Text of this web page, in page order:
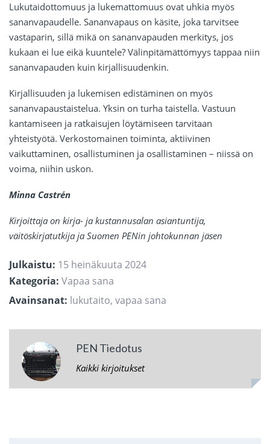
Lukutaidottomuus ja lukemattomuus ovat uhkia myös
sananvapaudelle. Sananvapaus on käsite, joka tarvitsee
vastaparin, sillä mikä on sananvapauden merkitys, jos
kukaan ei lue eikä kuuntele? Välinpitämättömyys tappaa niin
sananvapauden kuin kirjallisuudenkin.
Kirjallisuuden ja lukemisen edistäminen on myös
sananvapaustaistelua. Yksin on turha taistella. Vastuun
kantamiseen ja ratkaisujen löytämiseen tarvitaan
yhteistyötä. Verkostomainen toiminta, aktiivinen
vaikuttaminen, osallistuminen ja osallistaminen – niissä on
voima, niihin uskon.
Minna Castrén
Kirjoittaja on kirja- ja kustannusalan asiantuntija,
väitöskirjatutkija ja Suomen PENin johtokunnan jäsen
Julkaistu: 15 heinäkuuta 2024
Kategoria: Vapaa sana
Avainsanat: lukutaito, vapaa sana
PEN Tiedotus
Kaikki kirjoitukset